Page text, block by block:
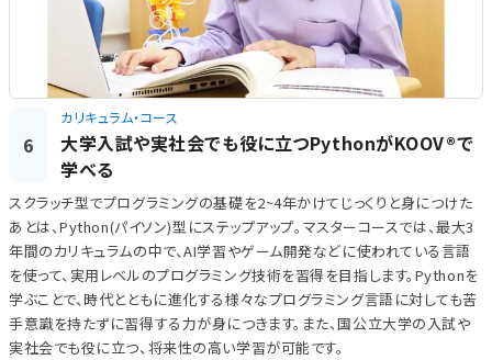
6
カリキュラム・コース
大学入試や実社会でも役に立つPythonがKOOV®で
学べる
スクラッチ型でプログラミングの基礎を2~4年かけてじっくりと身につけた
あとは、Python(パイソン)型にステップアップ。マスターコースでは、最大3
年間のカリキュラムの中で、AI学習やゲーム開発などに使われている言語
を使って、実用レベルのプログラミング技術を習得を目指します。Pythonを
学ぶことで、時代とともに進化する様々なプログラミング言語に対しても苦
手意識を持たずに習得する力が身につきます。また、国公立大学の入試や
実社会でも役に立つ、将来性の高い学習が可能です。